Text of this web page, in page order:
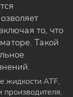
то, что
Такой
жидкости ATF,
производителя.